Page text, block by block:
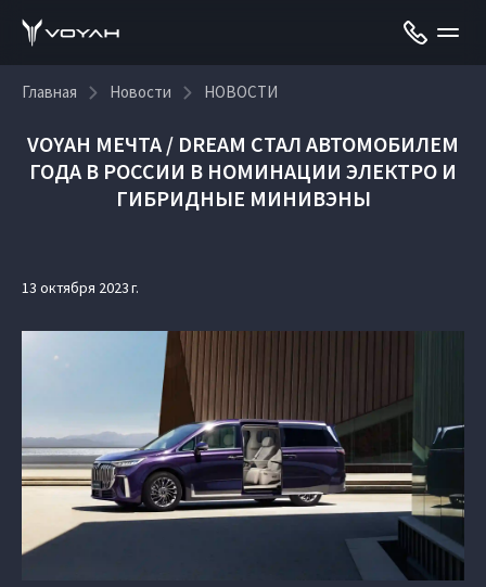
Главная Новости НОВОСТИ
VOYAH МЕЧТА / DREAM СТАЛ АВТОМОБИЛЕМ
ГОДА В РОССИИ В НОМИНАЦИИ ЭЛЕКТРО И
ГИБРИДНЫЕ МИНИВЭНЫ
13 октября 2023 г.